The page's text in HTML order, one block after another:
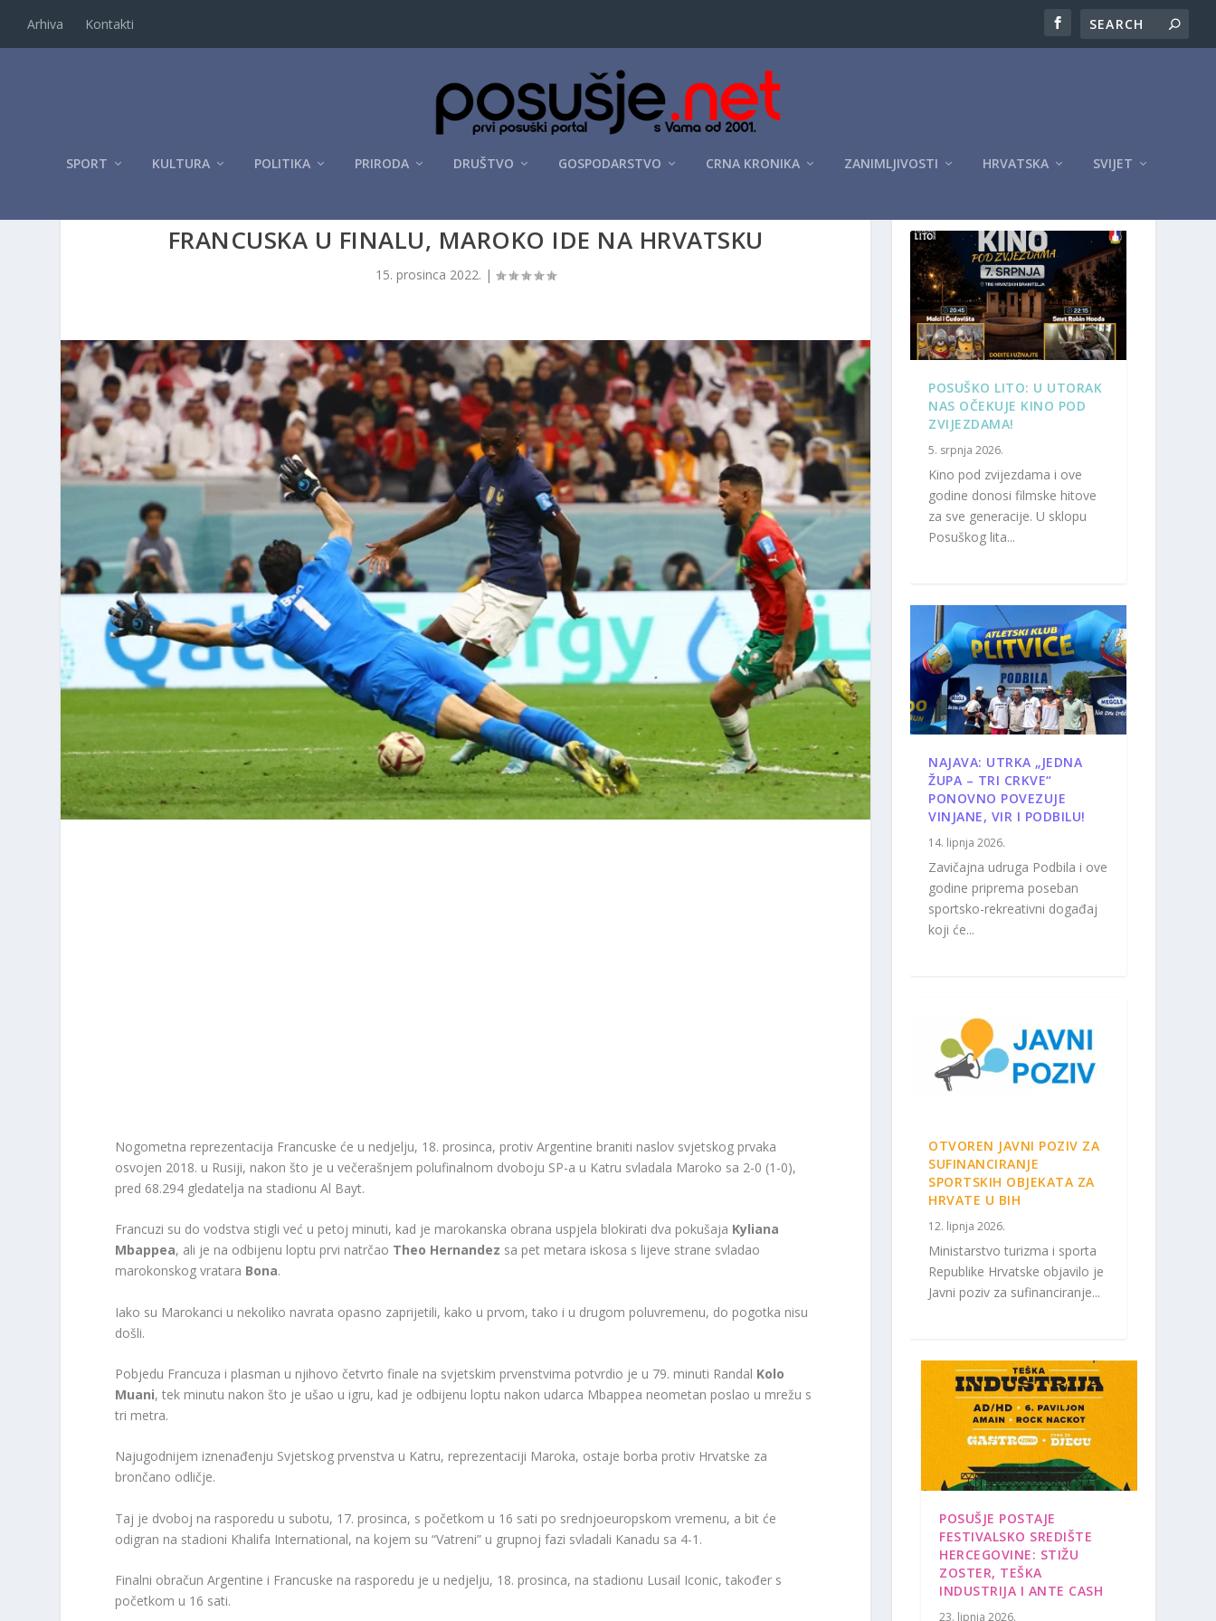
Arhiva Kontakti
SPORT KULTURA POLITIKA PRIRODA DRUŠTVO GOSPODARSTVO CRNA KRONIKA ZANIMLJIVOSTI HRVATSKA SVIJET
FRANCUSKA U FINALU, MAROKO IDE NA HRVATSKU
15. prosinca 2022. |
Nogometna reprezentacija Francuske će u nedjelju, 18. prosinca, protiv Argentine braniti naslov svjetskog prvaka
osvojen 2018. u Rusiji, nakon što je u večerašnjem polufinalnom dvoboju SP-a u Katru svladala Maroko sa 2-0 (1-0),
pred 68.294 gledatelja na stadionu Al Bayt.
Francuzi su do vodstva stigli već u petoj minuti, kad je marokanska obrana uspjela blokirati dva pokušaja Kyliana
Mbappea, ali je na odbijenu loptu prvi natrčao Theo Hernandez sa pet metara iskosa s lijeve strane svladao
marokonskog vratara Bona.
Iako su Marokanci u nekoliko navrata opasno zaprijetili, kako u prvom, tako i u drugom poluvremenu, do pogotka nisu
došli.
Pobjedu Francuza i plasman u njihovo četvrto finale na svjetskim prvenstvima potvrdio je u 79. minuti Randal Kolo
Muani, tek minutu nakon što je ušao u igru, kad je odbijenu loptu nakon udarca Mbappea neometan poslao u mrežu s
tri metra.
Najugodnijem iznenađenju Svjetskog prvenstva u Katru, reprezentaciji Maroka, ostaje borba protiv Hrvatske za
brončano odličje.
Taj je dvoboj na rasporedu u subotu, 17. prosinca, s početkom u 16 sati po srednjoeuropskom vremenu, a bit će
odigran na stadioni Khalifa International, na kojem su “Vatreni” u grupnoj fazi svladali Kanadu sa 4-1.
Finalni obračun Argentine i Francuske na rasporedu je u nedjelju, 18. prosinca, na stadionu Lusail Iconic, također s
početkom u 16 sati.
POSUŠKO LITO: U UTORAK
NAS OČEKUJE KINO POD
ZVIJEZDAMA!
5. srpnja 2026.
Kino pod zvijezdama i ove
godine donosi filmske hitove
za sve generacije. U sklopu
Posuškog lita...
NAJAVA: UTRKA „JEDNA
ŽUPA – TRI CRKVE“
PONOVNO POVEZUJE
VINJANE, VIR I PODBILU!
14. lipnja 2026.
Zavičajna udruga Podbila i ove
godine priprema poseban
sportsko-rekreativni događaj
koji će...
OTVOREN JAVNI POZIV ZA
SUFINANCIRANJE
SPORTSKIH OBJEKATA ZA
HRVATE U BIH
12. lipnja 2026.
Ministarstvo turizma i sporta
Republike Hrvatske objavilo je
Javni poziv za sufinanciranje...
POSUŠJE POSTAJE
FESTIVALSKO SREDIŠTE
HERCEGOVINE: STIŽU
ZOSTER, TEŠKA
INDUSTRIJA I ANTE CASH
23. lipnja 2026.